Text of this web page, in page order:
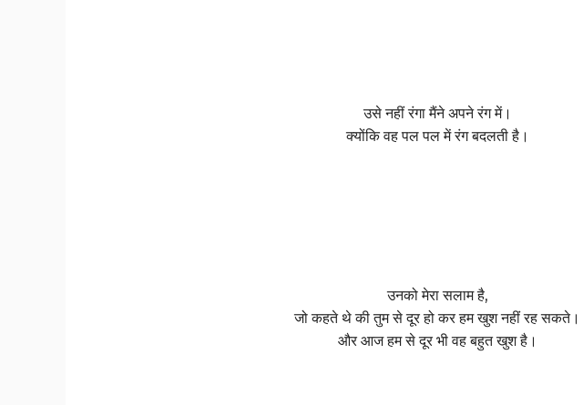
उसे नहीं रंगा मैंने अपने रंग में।
क्योंकि वह पल पल में रंग बदलती है।
उनको मेरा सलाम है,
जो कहते थे की तुम से दूर हो कर हम खुश नहीं रह सकते।
और आज हम से दूर भी वह बहुत खुश है।